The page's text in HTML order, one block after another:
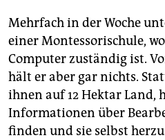
Mehrfach in der Woche
einer Montessorischule,
Computer zuständig ist.
hält er aber gar nichts.
ihnen auf 12 Hektar Land,
Informationen über
finden und sie selbst